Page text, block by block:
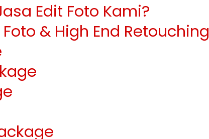
Edit Foto Kami?
& High End Retouching